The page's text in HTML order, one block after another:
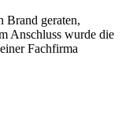
Brand geraten,
Anschluss wurde die
Fachfirma